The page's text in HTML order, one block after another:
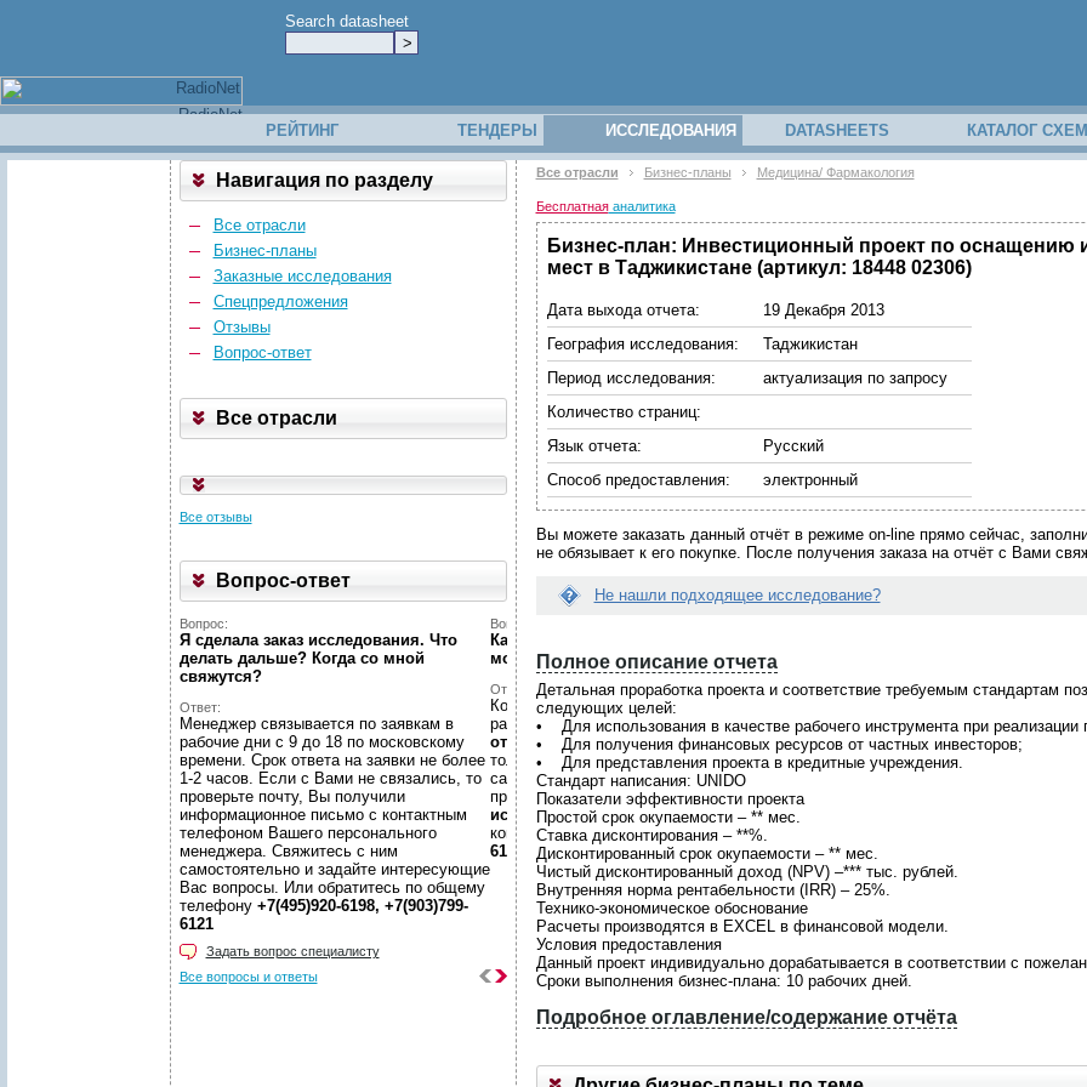
Search datasheet
РЕЙТИНГ ТЕНДЕРЫ ИССЛЕДОВАНИЯ DATASHEETS КАТАЛОГ СХЕМ
Навигация по разделу
Все отрасли
Бизнес-планы
Заказные исследования
Спецпредложения
Отзывы
Вопрос-ответ
Все отрасли
Все отзывы
Вопрос-ответ
Вопрос:
Я сделала заказ исследования. Что
делать дальше? Когда со мной
свяжутся?
Ответ:
Менеджер связывается по заявкам в
рабочие дни с 9 до 18 по московскому
времени. Срок ответа на заявки не более
1-2 часов. Если с Вами не связались, то
проверьте почту, Вы получили
информационное письмо с контактным
телефоном Вашего персонального
менеджера. Свяжитесь с ним
самостоятельно и задайте интересующие
Вас вопросы. Или обратитесь по общему
телефону +7(495)920-6198, +7(903)799-
6121
Вопрос:
Как найти нужное мне исследование...
можете помочь?
Ответ:
Конечно поможем! На портале
размещеноболее 21000 готовых
отчетов
, при этом мы не ограничиваемся
только готовыми материалами. По любой
самой сложной теме мы всегда сможем
предложитьиндивидуальное
исследование . Обращайтесь для
консультации по телефонкм+7(495)920-
6198, +7(903)799-6121
В зависимости от целей, которые
перед Вашей компанией, маркетинговое
исследование решает разные задачи.
увидеть объективную картину рынка,
значимые решения, опираясь на факты.
Консультация аналитика бесплатно.
Обращайтесь по телефонам
6198, +7(903)799-6121
Задать вопрос специалисту
Все вопросы и ответы
Все отрасли Бизнес-планы Медицина/ Фармакология
Бесплатнаяаналитика
Бизнес-план: Инвестиционный проект по оснащению
мест в Таджикистане (артикул: 18448 02306)
Дата выхода отчета:
19 Декабря 2013
География исследования:
Таджикистан
Период исследования:
актуализация по запросу
Количество страниц:
Язык отчета:
Русский
Способ предоставления:
электронный
Вы можете заказать данный отчёт в режиме on-line прямо сейчас,
не обязывает к его покупке. После получения заказа на отчёт с Вами
Не нашли подходящее исследование?
л
и
д
а
н
н
ы
й
о
т
ч
ё
т
В
а
м
н
е
о
д
о
Полное описание отчета
Детальная проработка проекта и соответствие требуемым стандартам
следующих целей:
• Для использования в качестве рабочего инструмента при реализации
• Для получения финансовых ресурсов от частных инвесторов;
• Для представления проекта в кредитные учреждения.
Стандарт написания: UNIDO
Показатели эффективности проекта
Простой срок окупаемости – ** мес.
Ставка дисконтирования – **%.
Дисконтированный срок окупаемости – ** мес.
Чистый дисконтированный доход (NPV) –*** тыс. рублей.
Внутренняя норма рентабельности (IRR) – 25%.
Технико-экономическое обоснование
Расчеты производятся в EXCEL в финансовой модели.
Условия предоставления
Данный проект индивидуально дорабатывается в соответствии с
Сроки выполнения бизнес-плана: 10 рабочих дней.
Подробное оглавление/содержание отчёта